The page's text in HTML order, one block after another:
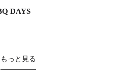
DAYS
もっと見る